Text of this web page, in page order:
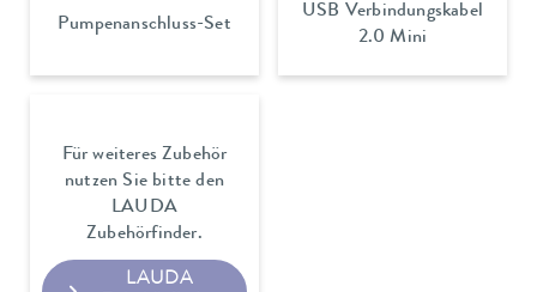
Pumpenanschluss-Set
USB Verbindungskabel
2.0 Mini
Für weiteres Zubehör
nutzen Sie bitte den
LAUDA
Zubehörfinder.
LAUDA